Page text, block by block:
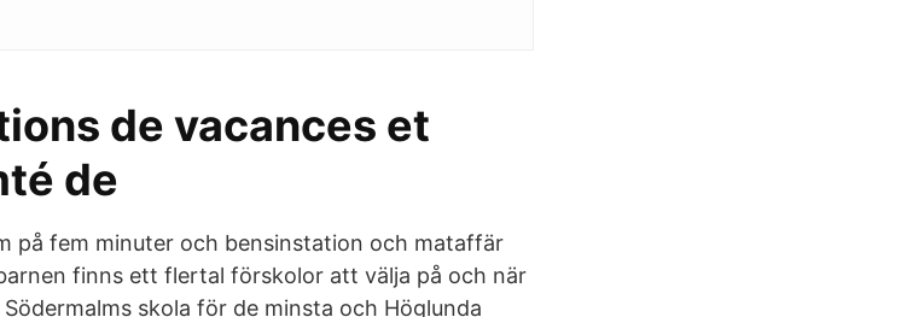
de vacances et
de
på fem minuter och bensinstation och mataffär
finns ett flertal förskolor att välja på och när
skola för de minsta och Höglunda